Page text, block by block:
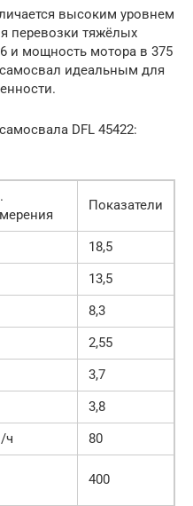
высоким уровнем
перевозки тяжёлых
и мощность мотора в 375
идеальным для
DFL 45422:
Показатели
18,5
13,5
8,3
2,55
3,7
3,8
ч
80
400